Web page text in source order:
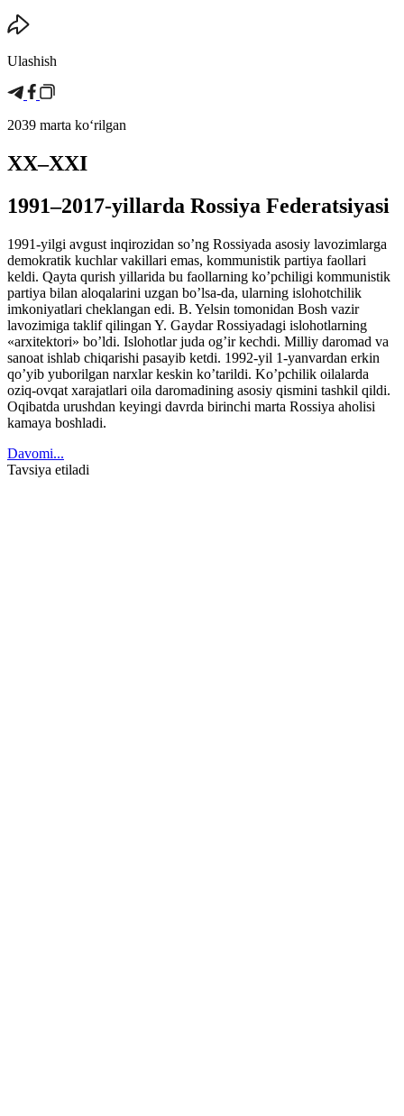
Ulashish
2039 marta koʻrilgan
XX–XXI
1991–2017-yillarda Rossiya Federatsiyasi
1991-yilgi avgust inqirozidan so’ng Rossiyada asosiy lavozimlarga
demokratik kuchlar vakillari emas, kommunistik partiya faollari
keldi. Qayta qurish yillarida bu faollarning ko’pchiligi kommunistik
partiya bilan aloqalarini uzgan bo’lsa-da, ularning islohotchilik
imkoniyatlari cheklangan edi. B. Yelsin tomonidan Bosh vazir
lavozimiga taklif qilingan Y. Gaydar Rossiyadagi islohotlarning
«arxitektori» bo’ldi. Islohotlar juda og’ir kechdi. Milliy daromad va
sanoat ishlab chiqarishi pasayib ketdi. 1992-yil 1-yanvardan erkin
qo’yib yuborilgan narxlar keskin ko’tarildi. Ko’pchilik oilalarda
oziq-ovqat xarajatlari oila daromadining asosiy qismini tashkil qildi.
Oqibatda urushdan keyingi davrda birinchi marta Rossiya aholisi
kamaya boshladi.
Davomi...
Tavsiya etiladi